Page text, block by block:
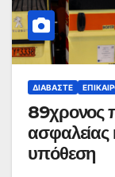
ΔΙΑΒΆΣΤΕ
89χρονος
ασφαλείας
υπόθεση